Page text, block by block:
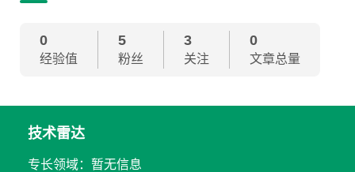
0
经验值
5
粉丝
3
关注
0
文章总量
技术雷达
专长领域：暂无信息